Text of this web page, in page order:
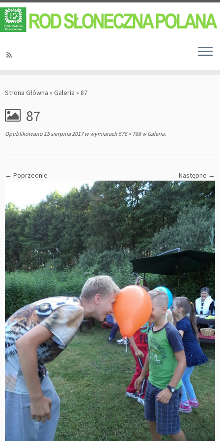
Strona Główna » Galeria » 87
87
Opublikowano 15 sierpnia 2017w wymiarach 576 × 768wGaleria.
← Poprzednie Następne →